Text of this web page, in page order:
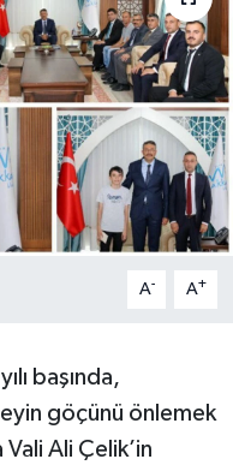
A- A+
başında,
göçünü önlemek
Vali Ali Çelik’in